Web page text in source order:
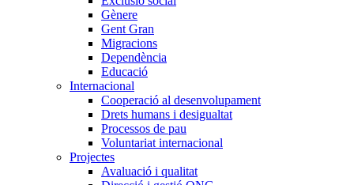
Gènere
Gent Gran
Migracions
Dependència
Educació
Internacional
Cooperació al desenvolupament
Drets humans i desigualtat
Processos de pau
Voluntariat internacional
Projectes
Avaluació i qualitat